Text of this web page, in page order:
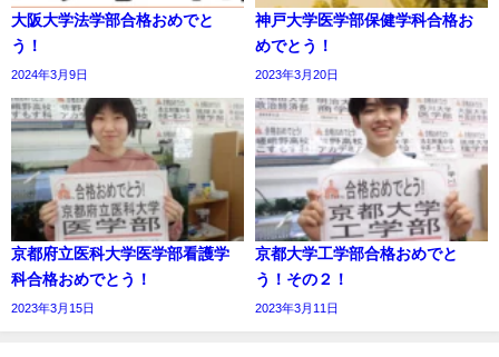
大阪大学法学部合格おめでと
う！
2024年3月9日
神戸大学医学部保健学科合格お
めでとう！
2023年3月20日
京都府立医科大学医学部看護学
科合格おめでとう！
2023年3月15日
京都大学工学部合格おめでと
う！その２！
2023年3月11日